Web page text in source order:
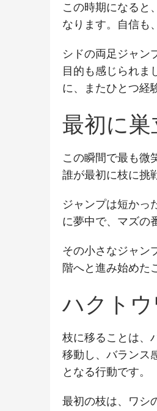
この時期になると
なります。自信も
シドの両足ジャン
目的も感じられま
に、またひとつ経
最初に
この瞬間で最も微
誰が最初に枝に挑
ジャンプは短かっ
に夢中で、マズの
その小さなジャン
階へと進み始めた
ハクト
枝に移ることは、
移動し、バランス
となる行動です。
最初の枝は、ワシ